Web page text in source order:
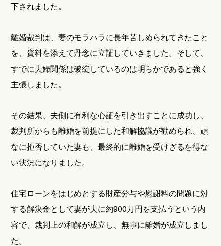
下されました。
離婚裁判は、妻のモラハラに長年苦しめられてきたこと
を、資料を添えて丹念に立証していきました。そして、
すでに夫婦関係は破綻しているのは明らかであると強く
主張しました。
その結果、夫側に有利な心証を引き出すことに成功し、
裁判所からも離婚を前提にした和解協議が勧められ、頑
なに拒否していた妻も、最終的に離婚を受けざるを得な
い状況になりました。
住宅ローンをはじめとする財産分与や慰謝料の問題に対
する解決金として妻が夫に約900万円を支払うという内
容で、裁判上の和解が成立し、無事に離婚が成立しまし
た。